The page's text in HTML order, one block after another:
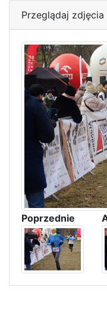
Przeglądaj zdjęcia
Poprzednie